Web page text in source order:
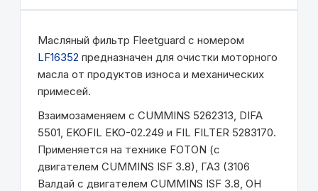
Масляный фильтр Fleetguard с номером
LF16352 предназначен для очистки моторного
масла от продуктов износа и механических
примесей.
Взаимозаменяем с CUMMINS 5262313, DIFA
5501, EKOFIL EKO-02.249 и FIL FILTER 5283170.
Применяется на технике FOTON (с
двигателем CUMMINS ISF 3.8), ГАЗ (3106
Валдай с двигателем CUMMINS ISF 3.8, ОН